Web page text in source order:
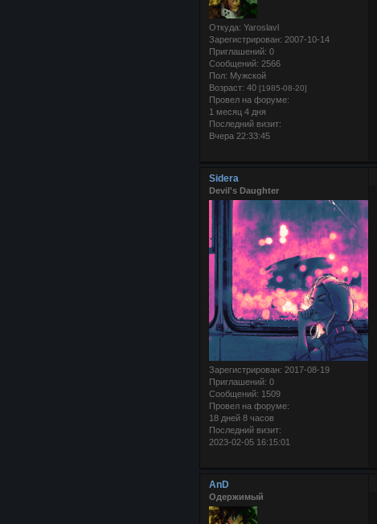
Откуда: Yaroslavl
Зарегистрирован: 2007-10-14
Приглашений: 0
Сообщений: 2566
Пол: Мужской
Возраст: 40 [1985-08-20]
Провел на форуме:
1 месяц 4 дня
Последний визит:
Вчера 22:33:45
Sidera
Devil's Daughter
Зарегистрирован: 2017-08-19
Приглашений: 0
Сообщений: 1509
Провел на форуме:
18 дней 8 часов
Последний визит:
2023-02-05 16:15:01
AnD
Одержимый